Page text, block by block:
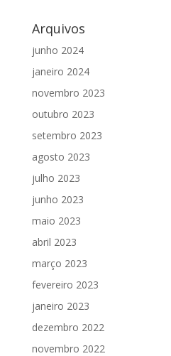
Arquivos
junho 2024
janeiro 2024
novembro 2023
outubro 2023
setembro 2023
agosto 2023
julho 2023
junho 2023
maio 2023
abril 2023
março 2023
fevereiro 2023
janeiro 2023
dezembro 2022
novembro 2022